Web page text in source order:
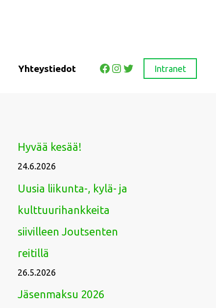
Yhteystiedot Intranet
Hyvää kesää!
24.6.2026
Uusia liikunta-, kylä- ja
kulttuurihankkeita
siivilleen Joutsenten
reitillä
26.5.2026
Jäsenmaksu 2026